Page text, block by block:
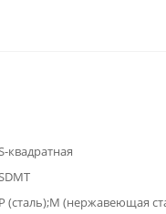
квадратная
P (сталь);M (нержавеющая